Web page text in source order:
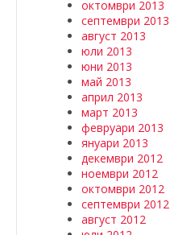
октомври 2013
септември 2013
август 2013
юли 2013
юни 2013
май 2013
април 2013
март 2013
февруари 2013
януари 2013
декември 2012
ноември 2012
октомври 2012
септември 2012
август 2012